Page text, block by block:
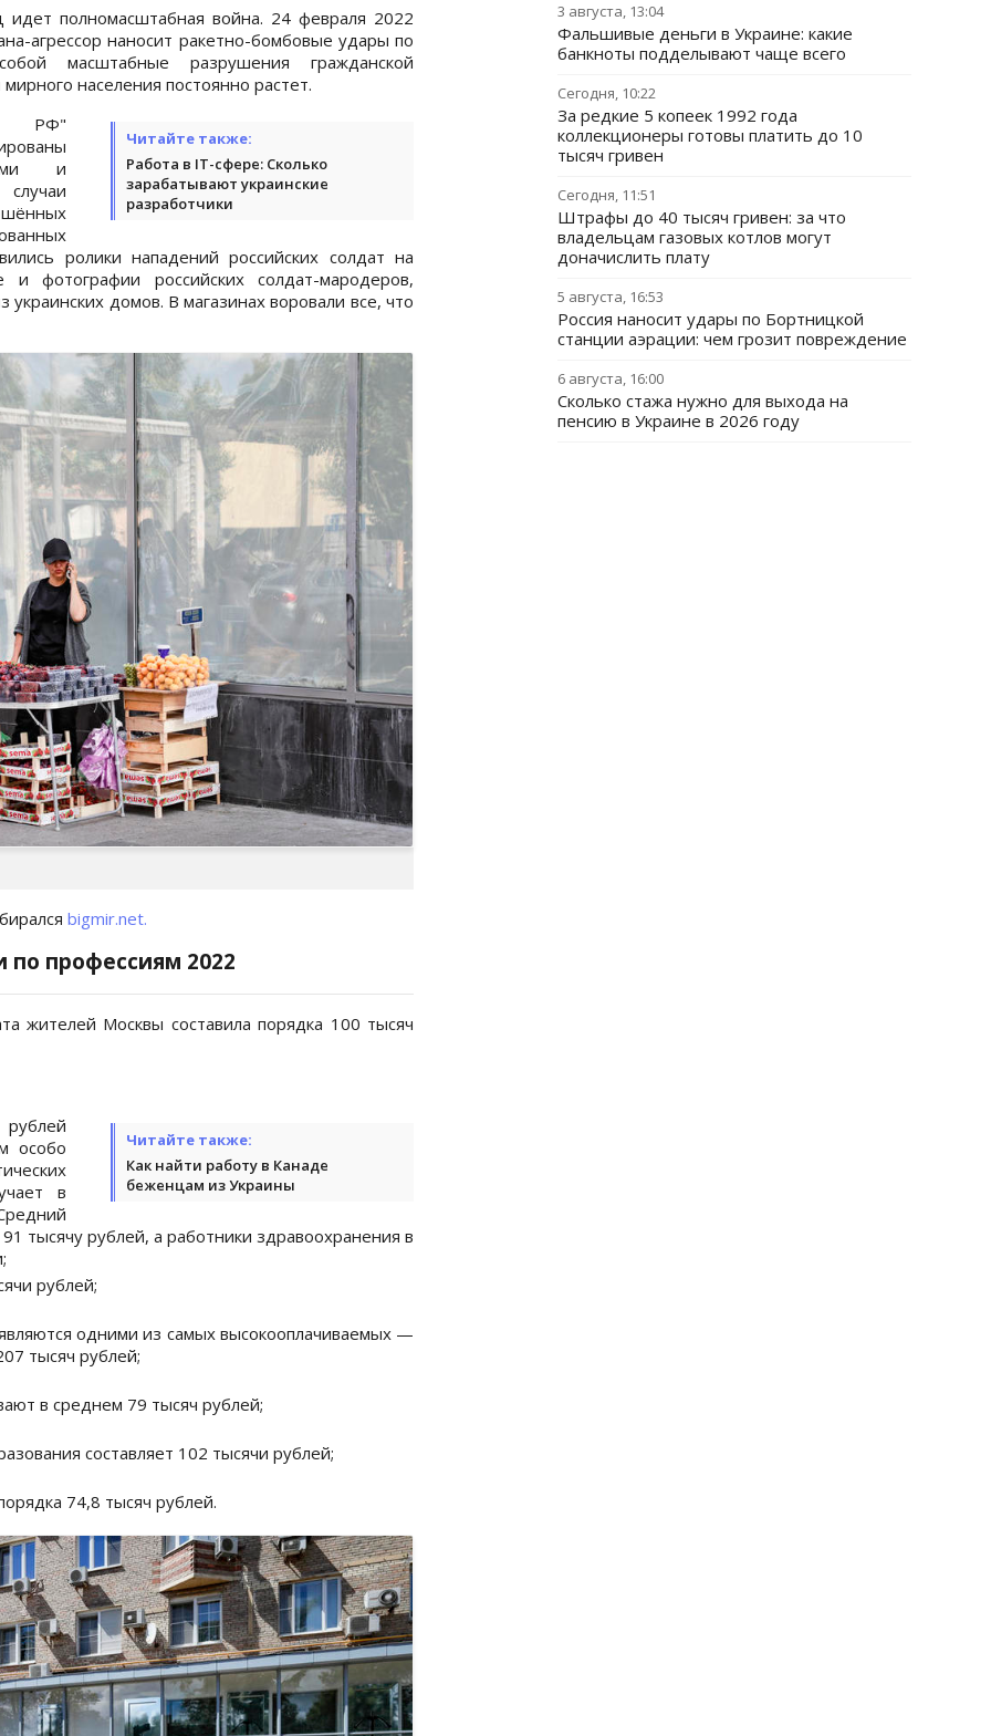
полномасштабная война. 24 февраля 2022
агрессор наносит ракетно-бомбовые удары по
масштабные разрушения гражданской
населения постоянно растет.
Читайте также:
Работа в IТ-сфере: Сколько
зарабатывают украинские
разработчики
РФ"
и
ролики нападений российских солдат на
фотографии российских солдат-мародеров,
домов. В магазинах воровали все, что
bigmir.net.
по профессиям 2022
жителей Москвы составила порядка 100 тысяч
Читайте также:
Как найти работу в Канаде
беженцам из Украины
особо
в
тысячу рублей, а работники здравоохранения в
рублей;
одними из самых высокооплачиваемых —
тысяч рублей;
в среднем 79 тысяч рублей;
составляет 102 тысячи рублей;
74,8 тысяч рублей.
3 августа, 13:04
Фальшивые деньги в Украине: какие
банкноты подделывают чаще всего
Сегодня, 10:22
За редкие 5 копеек 1992 года
коллекционеры готовы платить до 10
тысяч гривен
Сегодня, 11:51
Штрафы до 40 тысяч гривен: за что
владельцам газовых котлов могут
доначислить плату
5 августа, 16:53
Россия наносит удары по Бортницкой
станции аэрации: чем грозит повреждение
6 августа, 16:00
Сколько стажа нужно для выхода на
пенсию в Украине в 2026 году